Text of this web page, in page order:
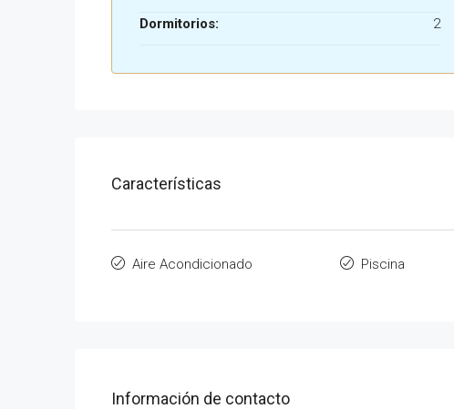
Dormitorios:
2
Características
Aire Acondicionado Piscina
Información de contacto